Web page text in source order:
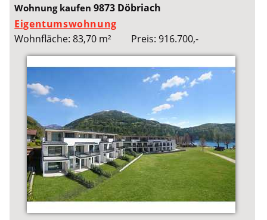
Wohnung kaufen9873 Döbriach
Eigentumswohnung
Wohnfläche: 83,70 m²
Preis: 916.700,-